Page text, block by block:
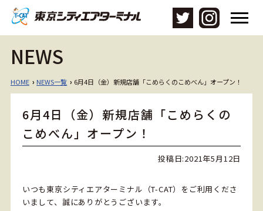
メ
く
NEWS
HOME › NEWS一覧 › 6月4日（金）新規店舗「こめらくのこめべん」オープン！
6月4日（金）新規店舗「こめらくの
こめべん」オープン！
投稿日:2021年5月12日
いつも東京シティエアターミナル（T-CAT）をご利用くださ
いまして、誠にありがとうございます。